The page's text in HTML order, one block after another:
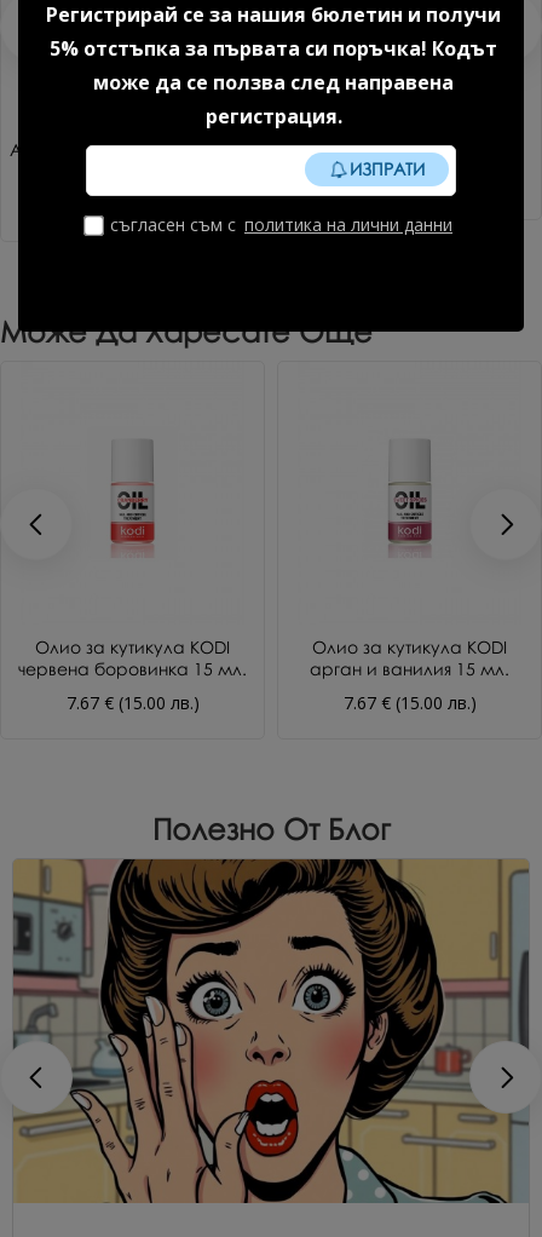
Регистрирай се за нашия бюлетин и получи
5% отстъпка за първата си поръчка! Кодът
може да се ползва след направена
регистрация.
ИЗПРАТИ
съгласен съм с политика на лични данни
Акригел Sparkle mood №1 15
Дехидратор 15 мл.
8.18 € (16.00 лв.)
Може Да Харесате Още
Олио за кутикула KODI
червена боровинка 15 мл.
7.67 € (15.00 лв.)
Олио за кутикула KODI
арган и ванилия 15 мл.
7.67 € (15.00 лв.)
Полезно От Блог